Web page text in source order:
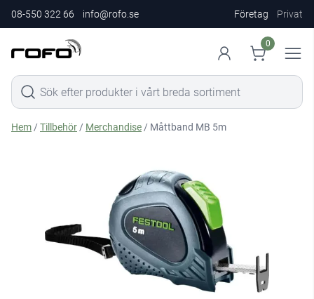
08-550 322 66 info@rofo.se Företag Privat
0
Hem /Tillbehör / Merchandise / Måttband MB 5m